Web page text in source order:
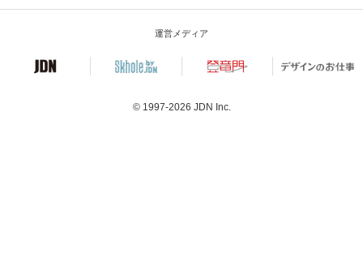
運営メディア
© 1997-2026 JDN Inc.